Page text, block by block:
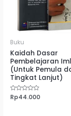
Buku
Kaidah Dasar
Pembelajaran
(Untuk Pemula
Tingkat Lanjut)
Dinilai
Rp44.000